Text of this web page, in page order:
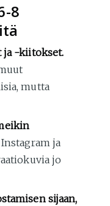
8
ja -kiitokset.
mutta
ja
jo
sijaan,